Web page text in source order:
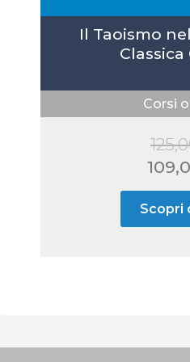
Il Taoismo
Classica
Corsi
Il
Il
Scopri